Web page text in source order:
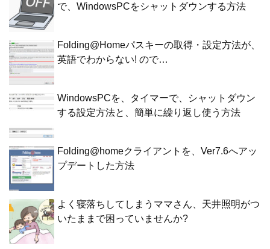
で、WindowsPCをシャットダウンする方法
Folding@Homeパスキーの取得・設定方法が、
英語でわからない! ので…
WindowsPCを、タイマーで、シャットダウン
する設定方法と、簡単に繰り返し使う方法
Folding@homeクライアントを、Ver7.6へアッ
プデートした方法
よく寝落ちしてしまうママさん、天井照明がつ
いたままで困っていませんか?